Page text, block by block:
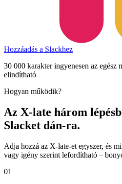
Hozzáadás a Slackhez
30 000 karakter ingyenesen az egész
elindítható
Hogyan működik?
Az X-late három
Slacket dán-ra.
Adja hozzá az X-late-et egyszer, és
vagy igény szerint lefordítható –
01